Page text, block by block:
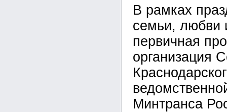
В рамках
семьи, любви
первичная
организация
Минтранса